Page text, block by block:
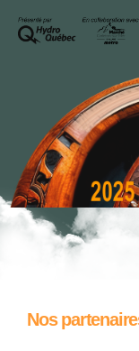
Nos